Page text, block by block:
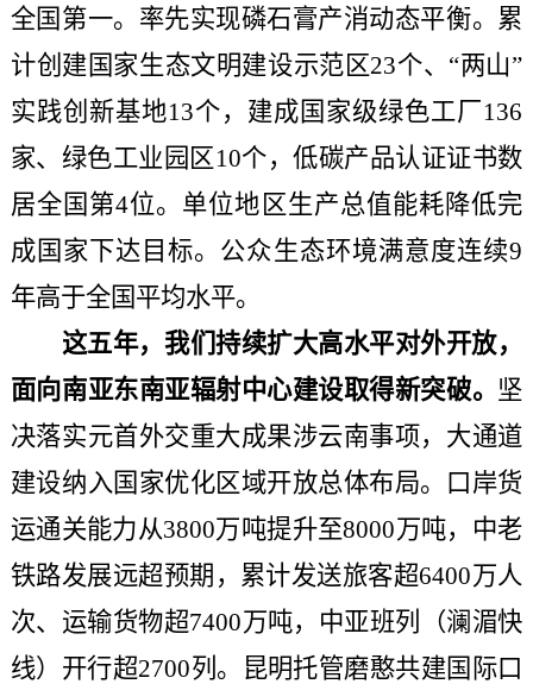
全国第一。率先实现磷石膏产消动态平衡。累
计创建国家生态文明建设示范区23个、“两山”
实践创新基地13个，建成国家级绿色工厂136
家、绿色工业园区10个，低碳产品认证证书数
居全国第4位。单位地区生产总值能耗降低完
成国家下达目标。公众生态环境满意度连续9
年高于全国平均水平。
这五年，我们持续扩大高水平对外开放，
面向南亚东南亚辐射中心建设取得新突破。 坚
决落实元首外交重大成果涉云南事项，大通道
建设纳入国家优化区域开放总体布局。口岸货
运通关能力从3800万吨提升至8000万吨，中老
铁路发展远超预期，累计发送旅客超6400万人
次、运输货物超7400万吨，中亚班列（澜湄快
线）开行超2700列。昆明托管磨憨共建国际口